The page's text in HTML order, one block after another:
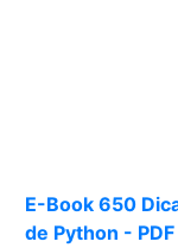
E-Book 650
de Python -